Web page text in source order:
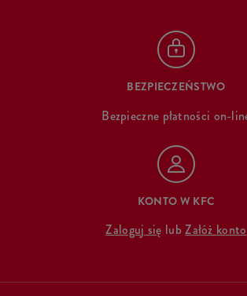
BEZPIECZEŃSTWO
Bezpieczne płatności on-
KONTO W KFC
Zaloguj się lubZałóż konto